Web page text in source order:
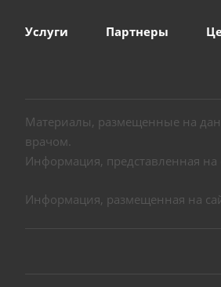
Услуги Партнеры
Материалы, размещенные на
врачом.
Информация, представленная на
Информация, размещенная на